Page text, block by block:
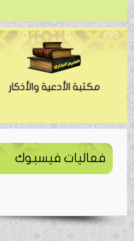
مكتبة الأدعية والأذكار
فعاليات فيسبوك